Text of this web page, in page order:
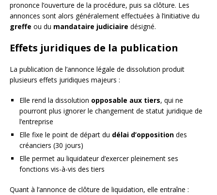
prononce l’ouverture de la procédure, puis sa clôture. Les
annonces sont alors généralement effectuées à l’initiative du
greffe ou du mandataire judiciaire désigné.
Effets juridiques de la publication
La publication de l’annonce légale de dissolution produit
plusieurs effets juridiques majeurs :
Elle rend la dissolution opposable aux tiers, qui ne
pourront plus ignorer le changement de statut juridique de
l’entreprise
Elle fixe le point de départ du délai d’opposition des
créanciers (30 jours)
Elle permet au liquidateur d’exercer pleinement ses
fonctions vis-à-vis des tiers
Quant à l’annonce de clôture de liquidation, elle entraîne :